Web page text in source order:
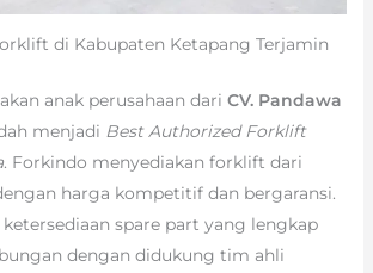
di Kabupaten Ketapang Terjamin
anak perusahaan dari CV. Pandawa
menjadi Best Authorized Forklift
. Forkindo menyediakan forklift dari
harga kompetitif dan bergaransi.
spare part yang lengkap
dengan didukung tim ahli